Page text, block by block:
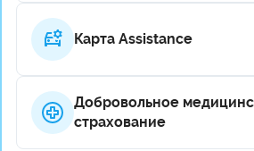
Карта Assistance
Добровольное
страхование